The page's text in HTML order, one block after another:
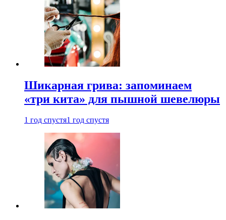
Шикарная грива: запоминаем
«три кита» для пышной шевелюры
1 год спустя1 год спустя